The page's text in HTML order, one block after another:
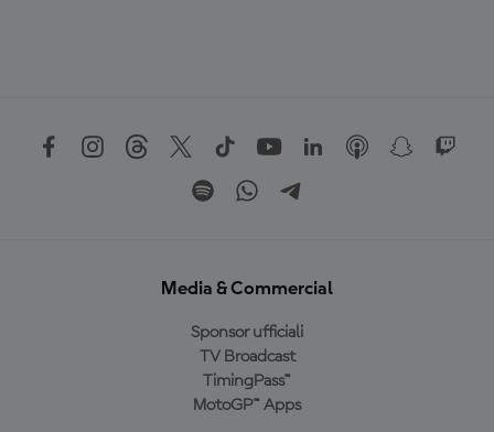
Media & Commercial
Sponsor ufficiali
TV Broadcast
TimingPass™
MotoGP™ Apps